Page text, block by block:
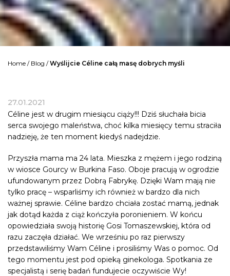
Home / Blog /Wyślijcie Céline całą masę dobrych myśli
27.01.2021
Céline jest w drugim miesiącu ciąży!!! Dziś słuchała bicia
serca swojego maleństwa, choć kilka miesięcy temu straciła
nadzieję, że ten moment kiedyś nadejdzie.
Przyszła mama ma 24 lata. Mieszka z mężem i jego rodziną
w wiosce Gourcy w Burkina Faso. Oboje pracują w ogrodzie
ufundowanym przez Dobrą Fabrykę. Dzięki Wam mają nie
tylko pracę – wsparliśmy ich również w bardzo dla nich
ważnej sprawie. Céline bardzo chciała zostać mamą, jednak
jak dotąd każda z ciąż kończyła poronieniem. W końcu
opowiedziała swoją historię Gosi Tomaszewskiej, która od
razu zaczęła działać. We wrześniu po raz pierwszy
przedstawiliśmy Wam Céline i prosiliśmy Was o pomoc. Od
tego momentu jest pod opieką ginekologa. Spotkania ze
specjalistą i serię badań fundujecie oczywiście Wy!